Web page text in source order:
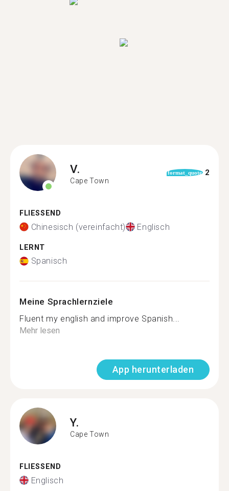
V.
Cape Town
format_quote 2
FLIESSEND
Chinesisch (vereinfacht) Englisch
LERNT
Spanisch
Meine Sprachlernziele
Fluent my english and improve Spanish...
Mehr lesen
App herunterladen
Y.
Cape Town
FLIESSEND
Englisch